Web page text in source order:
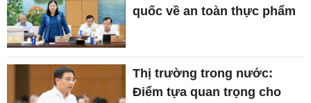
quốc về an toàn thực phẩm
Thị trường trong nước:
Điểm tựa quan trọng cho